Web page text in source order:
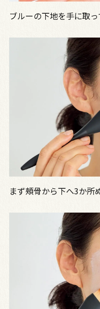
ブルーの下地を手に取っ
まず頰骨から下へ3か所